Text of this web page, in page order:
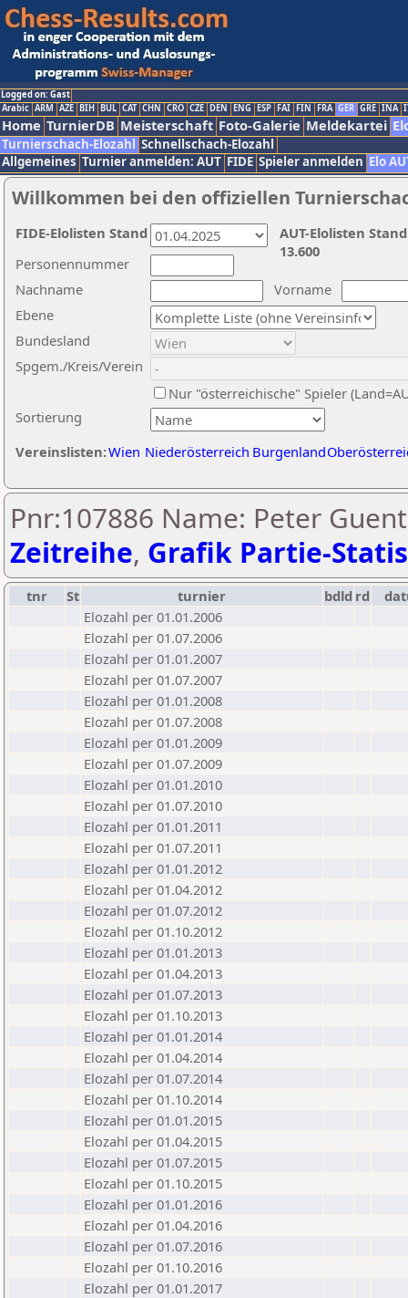
Logged on: Gast
Arabic ARM AZE BIH BUL CAT CHN CRO CZE DEN ENG ESP FAI FIN FRA GER GRE INA
Home TurnierDB Meisterschaft Foto-Galerie Meldekartei
Turnierschach-Elozahl Schnellschach-Elozahl
Allgemeines Turnier anmelden: AUT FIDE Spieler anmelden Elo
Willkommen bei den offiziellen
Nachname
Vorname
Ebene
Sortierung
Personennummer
Bundesland
Spgem./Kreis/Verein
Nur "österreichische" Spieler
Vereinslisten:Wien Niederösterreich Burgenland
AUT-Elolisten
13.600
FIDE-Elolisten Stand
Pnr:107886 Name: Peter
Zeitreihe, Grafik Partie-
tnr St turnier bdld rd
Elozahl per 01.01.2006
Elozahl per 01.07.2006
Elozahl per 01.01.2007
Elozahl per 01.07.2007
Elozahl per 01.01.2008
Elozahl per 01.07.2008
Elozahl per 01.01.2009
Elozahl per 01.07.2009
Elozahl per 01.01.2010
Elozahl per 01.07.2010
Elozahl per 01.01.2011
Elozahl per 01.07.2011
Elozahl per 01.01.2012
Elozahl per 01.04.2012
Elozahl per 01.07.2012
Elozahl per 01.10.2012
Elozahl per 01.01.2013
Elozahl per 01.04.2013
Elozahl per 01.07.2013
Elozahl per 01.10.2013
Elozahl per 01.01.2014
Elozahl per 01.04.2014
Elozahl per 01.07.2014
Elozahl per 01.10.2014
Elozahl per 01.01.2015
Elozahl per 01.04.2015
Elozahl per 01.07.2015
Elozahl per 01.10.2015
Elozahl per 01.01.2016
Elozahl per 01.04.2016
Elozahl per 01.07.2016
Elozahl per 01.10.2016
Elozahl per 01.01.2017